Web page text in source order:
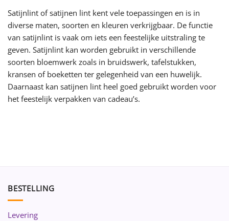
Satijnlint of satijnen lint kent vele toepassingen en is in
diverse maten, soorten en kleuren verkrijgbaar. De functie
van satijnlint is vaak om iets een feestelijke uitstraling te
geven. Satijnlint kan worden gebruikt in verschillende
soorten bloemwerk zoals in bruidswerk, tafelstukken,
kransen of boeketten ter gelegenheid van een huwelijk.
Daarnaast kan satijnen lint heel goed gebruikt worden voor
het feestelijk verpakken van cadeau’s.
BESTELLING
Levering